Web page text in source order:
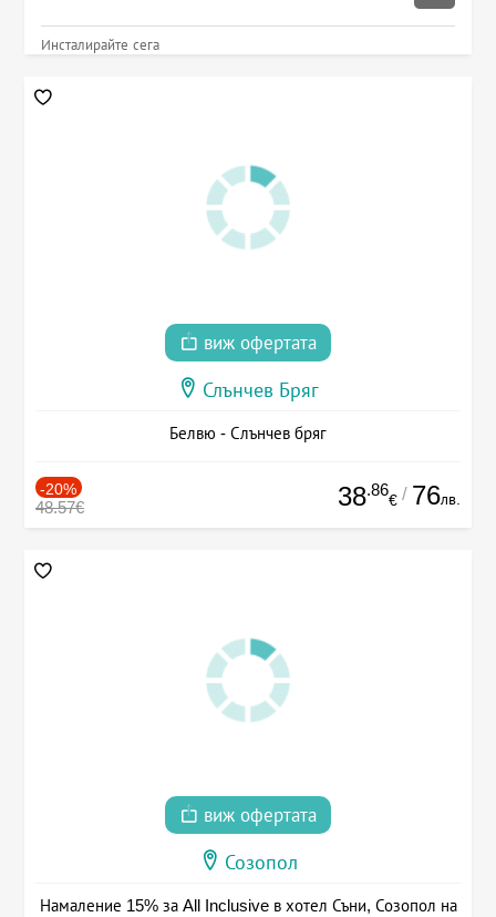
Инсталирайте сега
виж офертата
Слънчев Бряг
Белвю - Слънчев бряг
-20%
48.57€ 38.86
€ / 76лв.
виж офертата
Созопол
Намаление 15% за All Inclusive в хотел Съни, Созопол на